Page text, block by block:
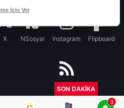
İzin Ver
X NSosyal Instagram Flipboard
RSS
SON DAKİKA
3